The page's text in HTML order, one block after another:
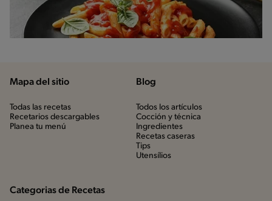
Mapa del sitio
Todas las recetas
Recetarios descargables
Planea tu menú
Blog
Todos los artículos
Cocción y técnica
Ingredientes
Recetas caseras
Tips
Utensílios
Categorias de Recetas